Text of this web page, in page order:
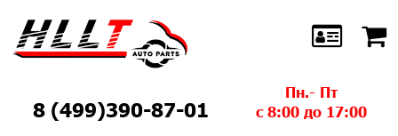
8 (499)390-87-01
Пн.- Пт
с 8:00 до 17:00